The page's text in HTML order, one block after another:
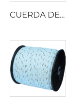
CUERDA DE YUTE RETORCIDA